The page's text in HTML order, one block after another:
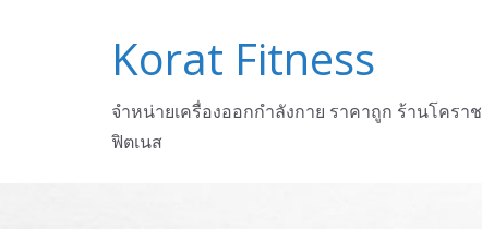
Korat Fitness
จำหน่ายเครื่องออกกำลังกาย ราคาถูก ร้านโคราช
ฟิตเนส